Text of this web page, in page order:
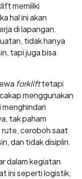
memiliki
hal ini akan
di lapangan.
tidak hanya
tapi juga bisa
forklifttetapi
menggunakan
tak paham
ceroboh saat
dan tidak disiplin.
dalam kegiatan
ini seperti logistik,